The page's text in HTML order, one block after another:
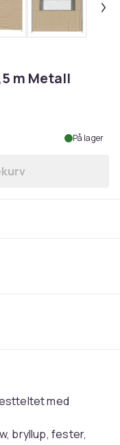
m Metall
På lager
Markise Hvit
med
bryllup, fester,